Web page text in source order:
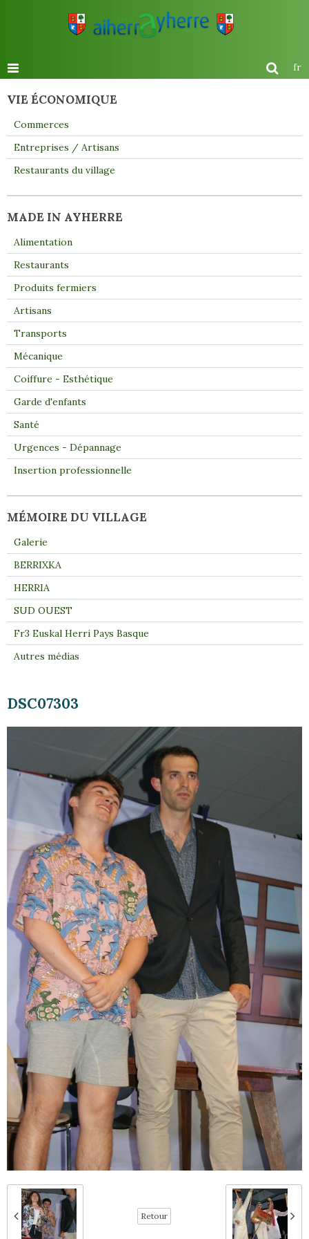
fr
DSC07303
Retour
VIE ÉCONOMIQUE
Commerces
Entreprises / Artisans
Restaurants du village
MADE IN AYHERRE
Alimentation
Restaurants
Produits fermiers
Artisans
Transports
Mécanique
Coiffure - Esthétique
Garde d'enfants
Santé
Urgences - Dépannage
Insertion professionnelle
MÉMOIRE DU VILLAGE
Galerie
BERRIXKA
HERRIA
SUD OUEST
Fr3 Euskal Herri Pays Basque
Autres médias